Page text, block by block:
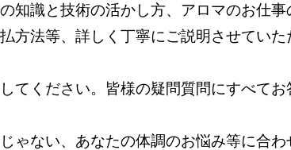
知識と技術の活かし方、アロマのお仕
方法等、詳しく丁寧にご説明させていた
てください。皆様の疑問質問にすべてお
ゃない、あなたの体調のお悩み等に合